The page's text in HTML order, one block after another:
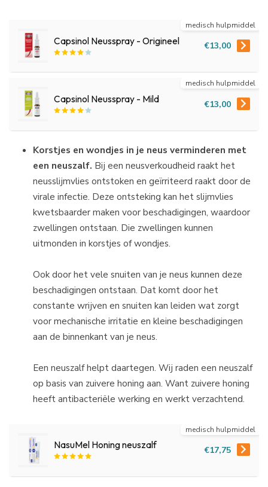
Capsinol Neusspray - Origineel
medisch hulpmiddel
€13,00
Capsinol Neusspray - Mild
medisch hulpmiddel
€13,00
Korstjes en wondjes in je neus verminderen met
een neuszalf. Bij een neusverkoudheid raakt het
neusslijmvlies ontstoken en geïrriteerd raakt door de
virale infectie. Deze ontsteking kan het slijmvlies
kwetsbaarder maken voor beschadigingen, waardoor
zwellingen ontstaan. Die zwellingen kunnen
uitmonden in korstjes of wondjes.
Ook door het vele snuiten van je neus kunnen deze
beschadigingen ontstaan. Dat komt door het
constante wrijven en snuiten kan leiden wat zorgt
voor mechanische irritatie en kleine beschadigingen
aan de binnenkant van je neus.
Een neuszalf helpt daartegen. Wij raden een neuszalf
op basis van zuivere honing aan. Want zuivere honing
heeft antibacteriële werking en werkt verzachtend.
NasuMel Honing neuszalf
medisch hulpmiddel
€17,75